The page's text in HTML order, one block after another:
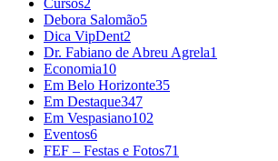
Cursos2
Debora Salomão5
Dica VipDent2
Dr. Fabiano de Abreu Agrela1
Economia10
Em Belo Horizonte35
Em Destaque347
Em Vespasiano102
Eventos6
FEF – Festas e Fotos71